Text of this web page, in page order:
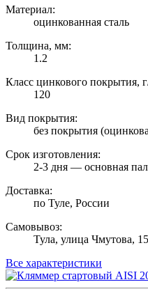
Материал:
оцинкованная сталь
Толщина, мм:
1.2
Класс цинкового покрытия,
120
Вид покрытия:
без покрытия
Срок изготовления:
2-3 дня — основная
Доставка:
по Туле, России
Самовывоз:
Тула, улица Чмутова,
Все характеристики